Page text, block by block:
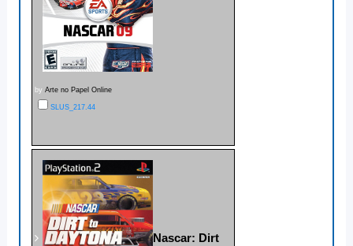
by Arte no Papel Online
SLUS_217.44
Nascar: Dirt